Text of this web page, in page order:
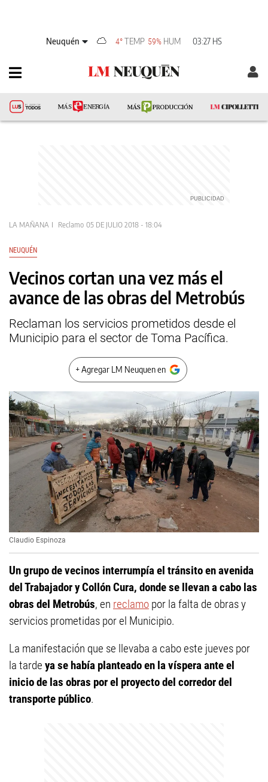
Neuquén 4°TEMP 59% HUM 03:27 HS
LA MAÑANA Reclamo 05 DE JULIO 2018 - 18:04
NEUQUÉN
Vecinos cortan una vez más el
avance de las obras del Metrobús
Reclaman los servicios prometidos desde el
Municipio para el sector de Toma Pacífica.
+ Agregar LM Neuquen en
Claudio Espinoza
Un grupo de vecinos interrumpía el tránsito en avenida
del Trabajador y Collón Cura, donde se llevan a cabo las
obras del Metrobús, en reclamo por la falta de obras y
servicios prometidas por el Municipio.
La manifestación que se llevaba a cabo este jueves por
la tarde ya se había planteado en la víspera ante el
inicio de las obras por el proyecto del corredor del
transporte público.